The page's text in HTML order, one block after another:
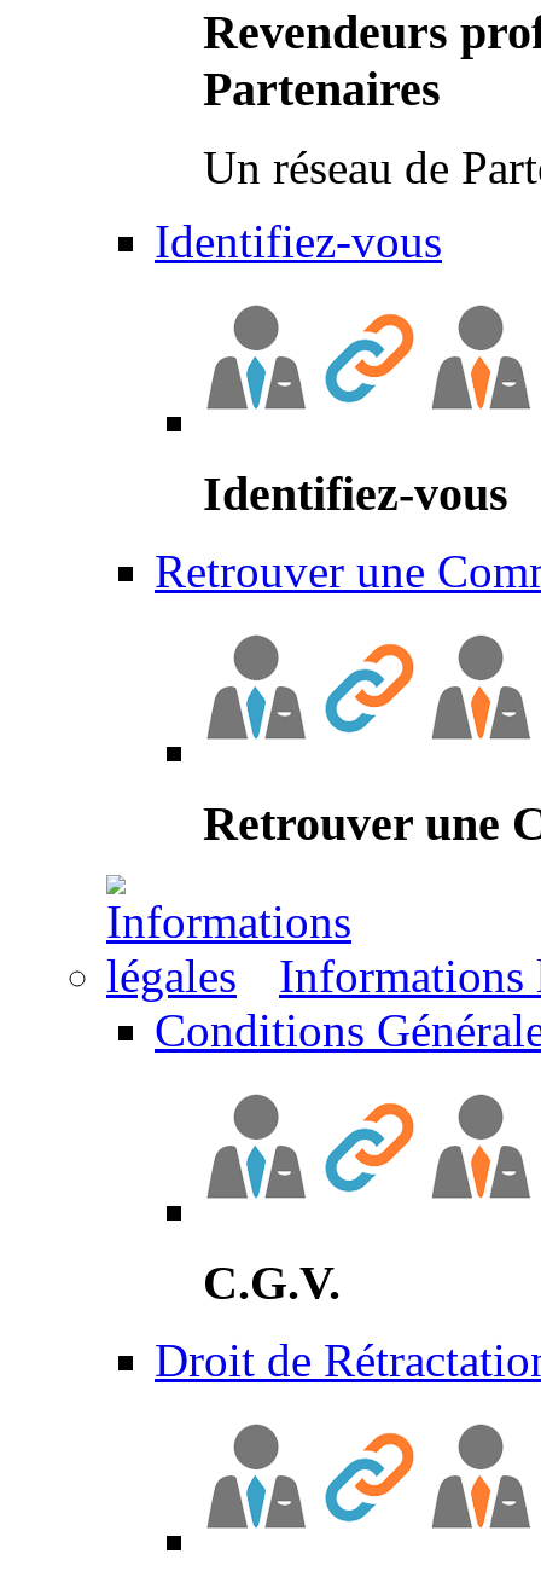
Revendeurs
Partenaires
Un réseau de
Identifiez-vous
Identifiez-vous
Retrouver une
Retrouver une
Informations
Conditions
C.G.V.
Droit de